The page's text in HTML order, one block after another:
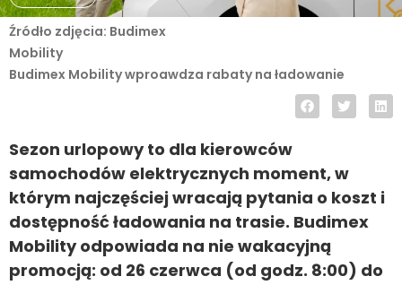
Budimex Mobility wproawdza rabaty na ładowanie
Źródło zdjęcia: Budimex
Mobility
Sezon urlopowy to dla kierowców
samochodów elektrycznych moment, w
którym najczęściej wracają pytania o koszt i
dostępność ładowania na trasie. Budimex
Mobility odpowiada na nie wakacyjną
promocją: od 26 czerwca (od godz. 8:00) do